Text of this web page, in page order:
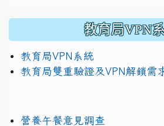
教育局VPN
教育局VPN系統
教育局雙重驗證及VPN解鎖需
營養午餐意見調查